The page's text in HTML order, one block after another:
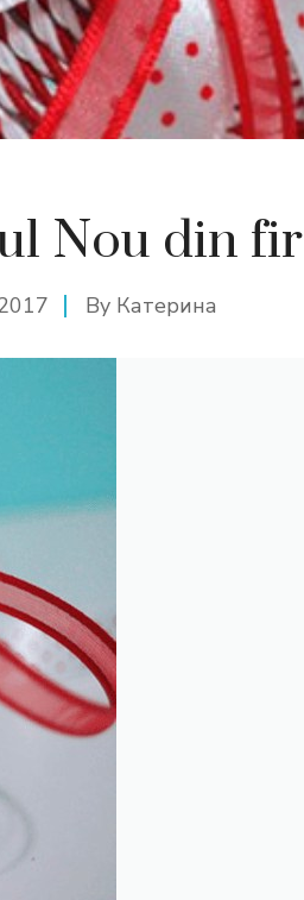
Nou din fir
By Катерина